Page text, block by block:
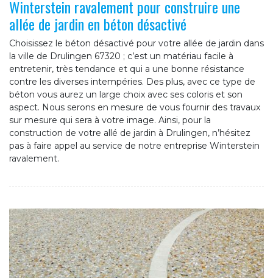
Winterstein ravalement pour construire une
allée de jardin en béton désactivé
Choisissez le béton désactivé pour votre allée de jardin dans
la ville de Drulingen 67320 ; c’est un matériau facile à
entretenir, très tendance et qui a une bonne résistance
contre les diverses intempéries. Des plus, avec ce type de
béton vous aurez un large choix avec ses coloris et son
aspect. Nous serons en mesure de vous fournir des travaux
sur mesure qui sera à votre image. Ainsi, pour la
construction de votre allé de jardin à Drulingen, n’hésitez
pas à faire appel au service de notre entreprise Winterstein
ravalement.